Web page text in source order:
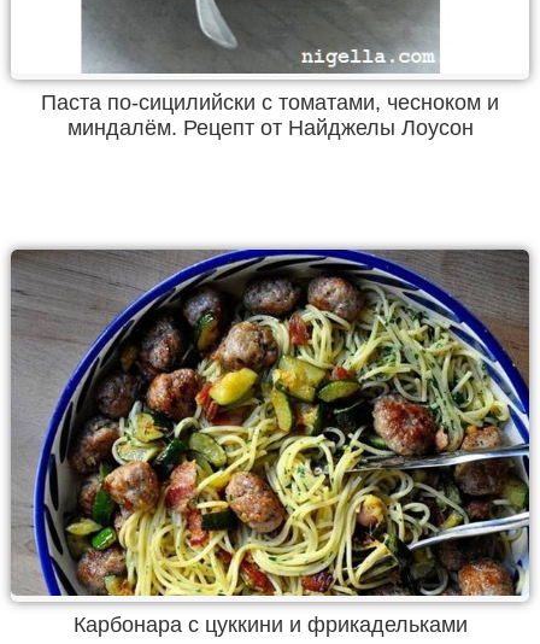
Паста по-сицилийски с томатами, чесноком и
миндалём. Рецепт от Найджелы Лоусон
Карбонара с цуккини и фрикадельками